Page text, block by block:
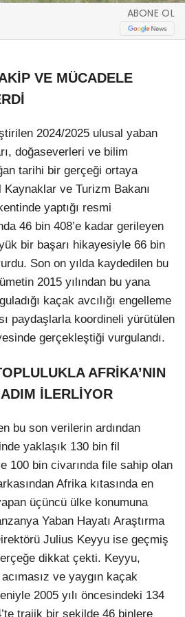
ABONE OL
VE MÜCADELE
2024/2025 ulusal yaban
doğaseverleri ve bilim
tarihi bir gerçeği ortaya
Kaynaklar ve Turizm Bakanı
yaptığı resmi
46 bin 408’e kadar gerileyen
bir başarı hikayesiyle 66 bin
Son on yılda kaydedilen bu
2015 yılından bu yana
kaçak avcılığı engelleme
paydaşlarla koordineli yürütülen
gerçekleştiği vurgulandı.
AFRİKA’NIN
İLERLİYOR
bu son verilerin ardından
yaklaşık 130 bin fil
100 bin civarında file sahip olan
Afrika kıtasında en
üçüncü ülke konumuna
Yaban Hayatı Araştırma
Julius Keyyu ise geçmiş
dikkat çekti. Keyyu,
ve yaygın kaçak
2005 yılı öncesindeki 134
trajik bir şekilde 46 binlere